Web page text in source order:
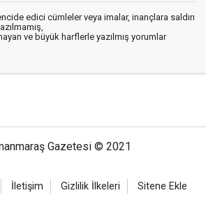
edici cümleler veya imalar, inançlara saldırı
ve büyük harflerle yazılmış yorumlar
Gazetesi © 2021
İletişim Gizlilik İlkeleri Sitene Ekle